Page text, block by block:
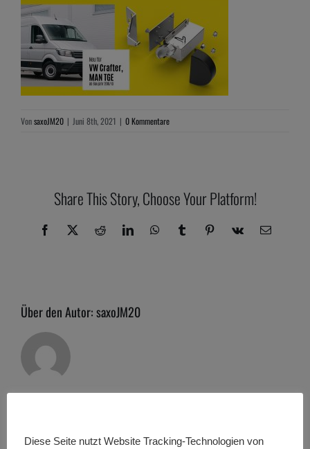
VonsaxoJM20 | Juni 8th, 2021 | 0 Kommentare
Share This Story, Choose Your Platform!
Facebook
X RedditLinkedInWhatsAppTumblrPinterest
Vk
E-
Über den Autor:saxoJM20
Diese Seite nutzt Website Tracking-Technologien von